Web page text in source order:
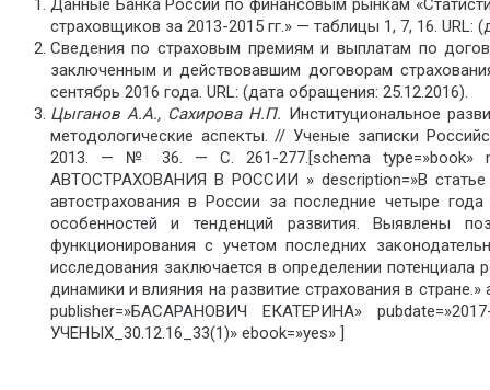
Данные Банка России по финансовым рынкам
страховщиков за 2013-2015 гг.» — таблицы 1, 7, 16. URL:
Сведения по страховым премиям и выплатам по
заключенным и действовавшим договорам
сентябрь 2016 года. URL: (дата обращения: 25.12.2016).
Цыганов А.А., Сахирова Н.П. Институциональное
методологические аспекты. // Ученые записки
2013. — № 36. — С. 261-277.[schema
АВТОСТРАХОВАНИЯ В РОССИИ » description=»В статье
автострахования в России за последние четыре
особенностей и тенденций развития. Выявлены
функционирования с учетом последних
исследования заключается в определении потенциала
динамики и влияния на развитие страхования в
publisher=»БАСАРАНОВИЧ ЕКАТЕРИНА»
УЧЕНЫХ_30.12.16_33(1)» ebook=»yes» ]